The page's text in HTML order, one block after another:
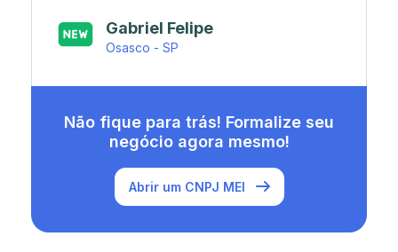
Japa’s açaí e sorveteria
Rio de Janeiro - RJ
Não fique para trás! Formalize seu
negócio agora mesmo!
Abrir um CNPJ MEI